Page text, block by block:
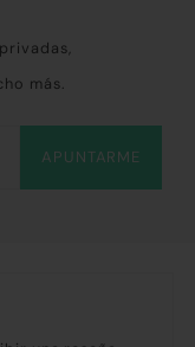
más.
APUNTARME